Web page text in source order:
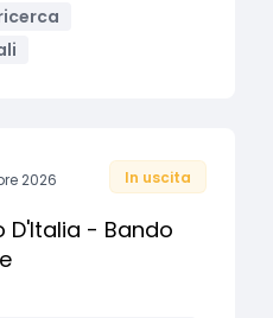
2026 In uscita
D'Italia - Bando